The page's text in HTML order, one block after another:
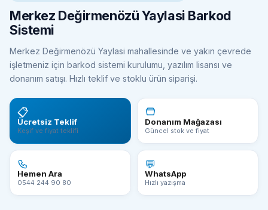
Merkez Değirmenözü Yaylasi Barkod
Sistemi
Merkez Değirmenözü Yaylasi mahallesinde ve yakın çevrede
işletmeniz için barkod sistemi kurulumu, yazılım lisansı ve
donanım satışı. Hızlı teklif ve stoklu ürün siparişi.
📋
Ücretsiz Teklif
Keşif ve fiyat teklifi
Donanım Mağazası
Güncel stok ve fiyat
Hemen Ara
0544 244 90 80
💬
WhatsApp
Hızlı yazışma